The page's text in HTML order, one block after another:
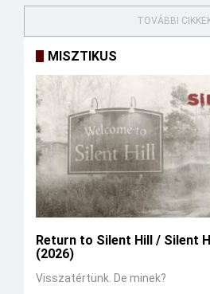
TOVÁBBI
MISZTIKUS
Return to Silent Hill / Silent
(2026)
Visszatértünk. De minek?